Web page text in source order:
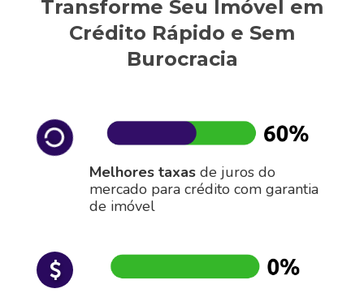
Transforme Seu Imóvel em
Crédito Rápido e Sem
Burocracia
Melhores taxas de juros do
mercado para crédito com garantia
de imóvel